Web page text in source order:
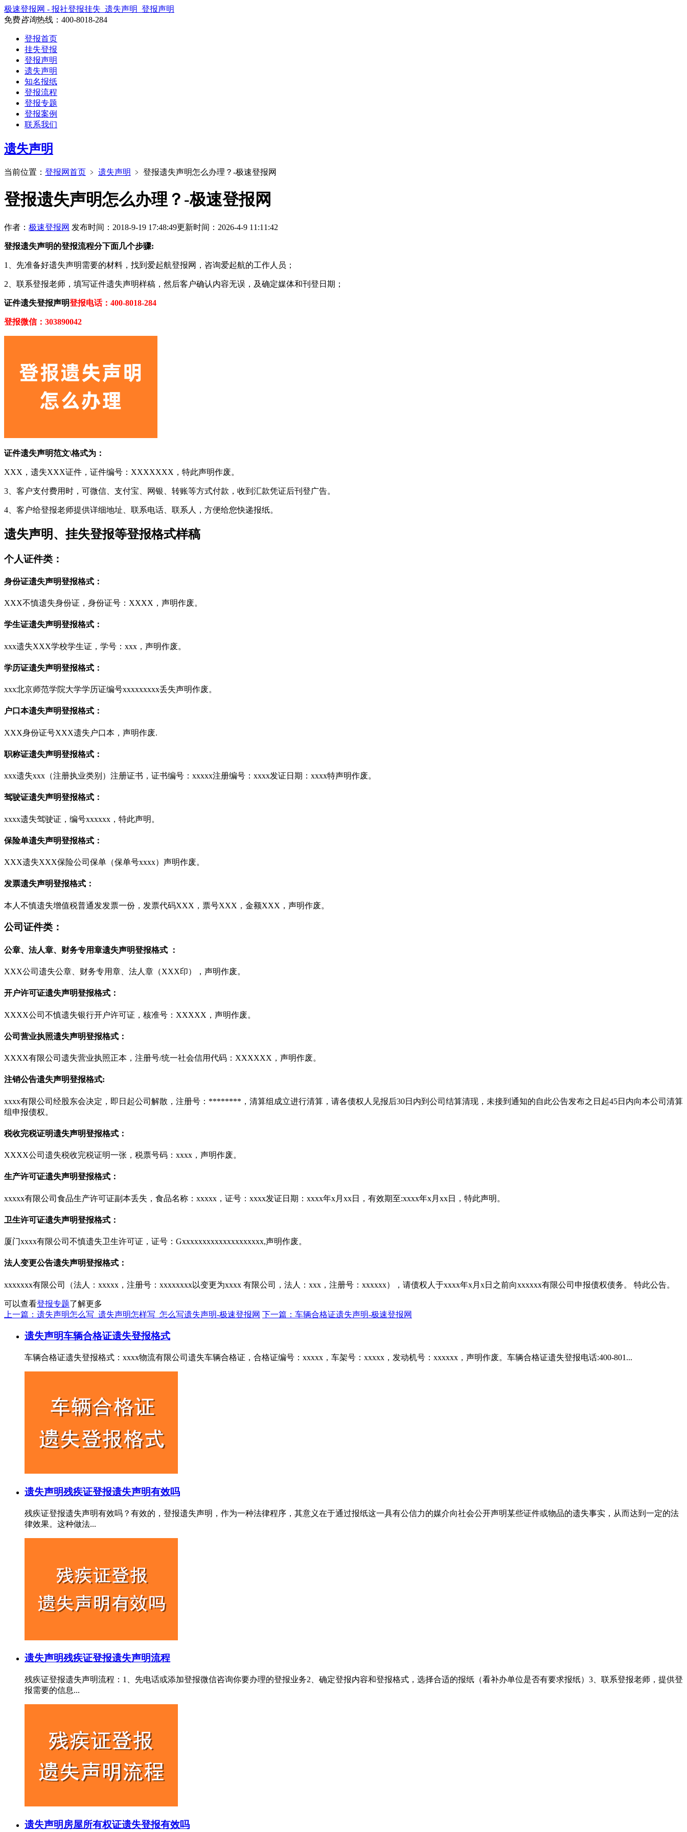
极速登报网 - 报社登报挂失_遗失声明_登报声明
免费咨询热线： 400-8018-284
登报首页
挂失登报
登报声明
遗失声明
知名报纸
登报流程
登报专题
登报案例
联系我们
遗失声明
当前位置： 登报网首页 ﹥ 遗失声明 ﹥ 登报遗失声明怎么办理？-极速登报网
登报遗失声明怎么办理？-极速登报网
作者： 极速登报网 发布时间：2018-9-19 17:48:49更新时间：2026-4-9 11:11:42
登报遗失声明的登报流程分下面几个步骤:
1、先准备好遗失声明需要的材料，找到爱起航登报网，咨询爱起航的工作人员；
2、联系登报老师，填写证件遗失声明样稿，然后客户确认内容无误，及确定媒体和刊登日期；
证件遗失登报声明登报电话：400-8018-284
登报微信：303890042
证件遗失声明范文\格式为：
XXX，遗失XXX证件，证件编号：XXXXXXX，特此声明作废。
3、客户支付费用时，可微信、支付宝、网银、转账等方式付款，收到汇款凭证后刊登广告。
4、客户给登报老师提供详细地址、联系电话、联系人，方便给您快递报纸。
遗失声明、挂失登报等登报格式样稿
个人证件类：
身份证遗失声明登报格式：
XXX不慎遗失身份证，身份证号：XXXX，声明作废。
学生证遗失声明登报格式：
xxx遗失XXX学校学生证，学号：xxx，声明作废。
学历证遗失声明登报格式：
xxx北京师范学院大学学历证编号xxxxxxxxx丢失声明作废。
户口本遗失声明登报格式：
XXX身份证号XXX遗失户口本，声明作废.
职称证遗失声明登报格式：
xxx遗失xxx（注册执业类别）注册证书，证书编号：xxxxx注册编号：xxxx发证日期：xxxx特声明作废。
驾驶证遗失声明登报格式：
xxxx遗失驾驶证，编号xxxxxx，特此声明。
保险单遗失声明登报格式：
XXX遗失XXX保险公司保单（保单号xxxx）声明作废。
发票遗失声明登报格式：
本人不慎遗失增值税普通发发票一份，发票代码XXX，票号XXX，金额XXX，声明作废。
公司证件类：
公章、法人章、财务专用章遗失声明登报格式 ：
XXX公司遗失公章、财务专用章、法人章（XXX印），声明作废。
开户许可证遗失声明登报格式：
XXXX公司不慎遗失银行开户许可证，核准号：XXXXX，声明作废。
公司营业执照遗失声明登报格式：
XXXX有限公司遗失营业执照正本，注册号/统一社会信用代码：XXXXXX，声明作废。
注销公告遗失声明登报格式:
xxxx有限公司经股东会决定，即日起公司解散，注册号：********，清算组成立进行清算，请各债权人见报后30日内到公司结算清现，未接到通知的自此公告发布之日起45日内向本公司清算
组申报债权。
税收完税证明遗失声明登报格式：
XXXX公司遗失税收完税证明一张，税票号码：xxxx，声明作废。
生产许可证遗失声明登报格式：
xxxxx有限公司食品生产许可证副本丢失，食品名称：xxxxx，证号：xxxx发证日期：xxxx年x月xx日，有效期至:xxxx年x月xx日，特此声明。
卫生许可证遗失声明登报格式：
厦门xxxx有限公司不慎遗失卫生许可证，证号：Gxxxxxxxxxxxxxxxxxxxx,声明作废。
法人变更公告遗失声明登报格式：
xxxxxxx有限公司（法人：xxxxx，注册号：xxxxxxxx以变更为xxxx 有限公司，法人：xxx，注册号：xxxxxx），请债权人于xxxx年x月x日之前向xxxxxx有限公司申报债权债务。 特此公告。
可以查看登报专题了解更多
上一篇：遗失声明怎么写_遗失声明怎样写_怎么写遗失声明-极速登报网 下一篇：车辆合格证遗失声明-极速登报网
遗失声明车辆合格证遗失登报格式
车辆合格证遗失登报格式：xxxx物流有限公司遗失车辆合格证，合格证编号：xxxxx，车架号：xxxxx，发动机号：xxxxxx，声明作废。车辆合格证遗失登报电话:400-801...
遗失声明残疾证登报遗失声明有效吗
残疾证登报遗失声明有效吗？有效的，登报遗失声明，作为一种法律程序，其意义在于通过报纸这一具有公信力的媒介向社会公开声明某些证件或物品的遗失事实，从而达到一定的法
律效果。这种做法...
遗失声明残疾证登报遗失声明流程
残疾证登报遗失声明流程：1、先电话或添加登报微信咨询你要办理的登报业务2、确定登报内容和登报格式，选择合适的报纸（看补办单位是否有要求报纸）3、联系登报老师，提供登
报需要的信息...
遗失声明 房屋所有权证遗失登报有效吗